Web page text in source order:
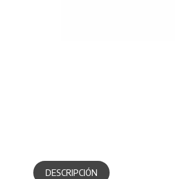
DESCRIPCIÓN